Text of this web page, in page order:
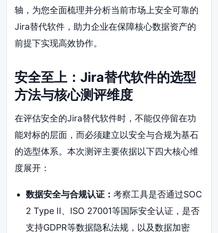
轴，为您全面梳理并分析当前市场上安全可靠的
Jira替代软件，助力企业在保障核心数据资产的
前提下实现高效协作。
安全至上：Jira替代软件的选型
方法与核心测评维度
在评估安全的Jira替代软件时，不能仅停留在功
能对标的层面，而必须建立以安全与合规为基石
的选型体系。本次测评主要依据以下四大核心维
度展开：
数据安全与合规认证： 考察工具是否通过SOC
2 Type II、ISO 27001等国际安全认证，是否
支持GDPR等数据隐私法规，以及数据加密